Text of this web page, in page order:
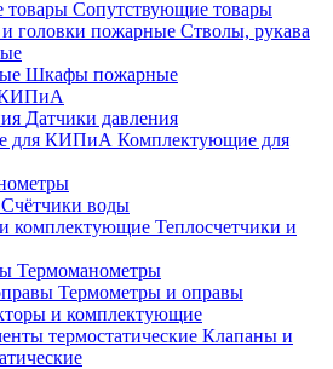
Сопутствующие товары
Стволы, рукава
Шкафы пожарные
КИПиА
Датчики давления
Комплектующие для
Счётчики воды
Теплосчетчики и
Термоманометры
Термометры и оправы
и комплектующие
Клапаны и